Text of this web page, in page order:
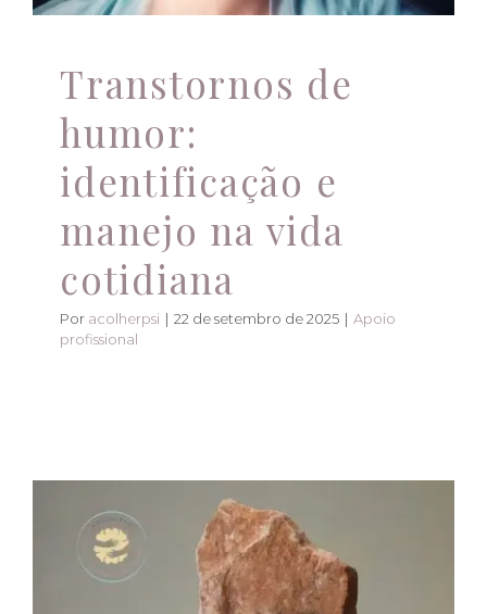
Transtornos de
humor:
identificação e
manejo na vida
cotidiana
Por acolherpsi | 22 de setembro de 2025 | Apoio
profissional